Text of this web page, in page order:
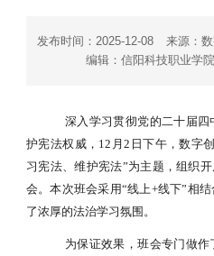
发布时间：2025-12-08 来源：
编辑：信阳科技职业学院
深入学习贯彻党的二十届
护宪法权威， 12月2日下午，数字
习宪法、维护宪法”为主题，组织
会。本次班会采用“线上+线下”相
了浓厚的法治学习氛围。
为保证效果，班会专门做作